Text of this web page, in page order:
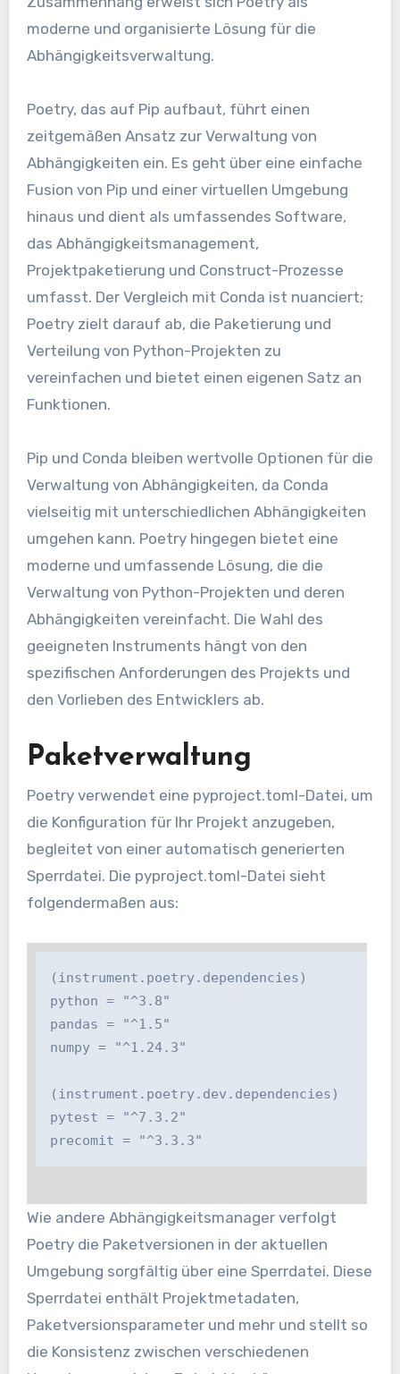
moderne und organisierte Lösung für die
Abhängigkeitsverwaltung.
Poetry, das auf Pip aufbaut, führt einen
zeitgemäßen Ansatz zur Verwaltung von
Abhängigkeiten ein. Es geht über eine einfache
Fusion von Pip und einer virtuellen Umgebung
hinaus und dient als umfassendes Software,
das Abhängigkeitsmanagement,
Projektpaketierung und Construct-Prozesse
umfasst. Der Vergleich mit Conda ist nuanciert;
Poetry zielt darauf ab, die Paketierung und
Verteilung von Python-Projekten zu
vereinfachen und bietet einen eigenen Satz an
Funktionen.
Pip und Conda bleiben wertvolle Optionen für die
Verwaltung von Abhängigkeiten, da Conda
vielseitig mit unterschiedlichen Abhängigkeiten
umgehen kann. Poetry hingegen bietet eine
moderne und umfassende Lösung, die die
Verwaltung von Python-Projekten und deren
Abhängigkeiten vereinfacht. Die Wahl des
geeigneten Instruments hängt von den
spezifischen Anforderungen des Projekts und
den Vorlieben des Entwicklers ab.
Paketverwaltung
Poetry verwendet eine pyproject.toml-Datei, um
die Konfiguration für Ihr Projekt anzugeben,
begleitet von einer automatisch generierten
Sperrdatei. Die pyproject.toml-Datei sieht
folgendermaßen aus:
(instrument.poetry.dependencies)
python = "^3.8"
pandas = "^1.5"
numpy = "^1.24.3"
(instrument.poetry.dev.dependencies)
pytest = "^7.3.2"
precomit = "^3.3.3"
Wie andere Abhängigkeitsmanager verfolgt
Poetry die Paketversionen in der aktuellen
Umgebung sorgfältig über eine Sperrdatei. Diese
Sperrdatei enthält Projektmetadaten,
Paketversionsparameter und mehr und stellt so
die Konsistenz zwischen verschiedenen